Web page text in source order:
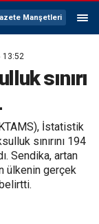
Manşetleri
13:52
sınırı
İstatistik
sınırını 194
Sendika, artan
ülkenin gerçek